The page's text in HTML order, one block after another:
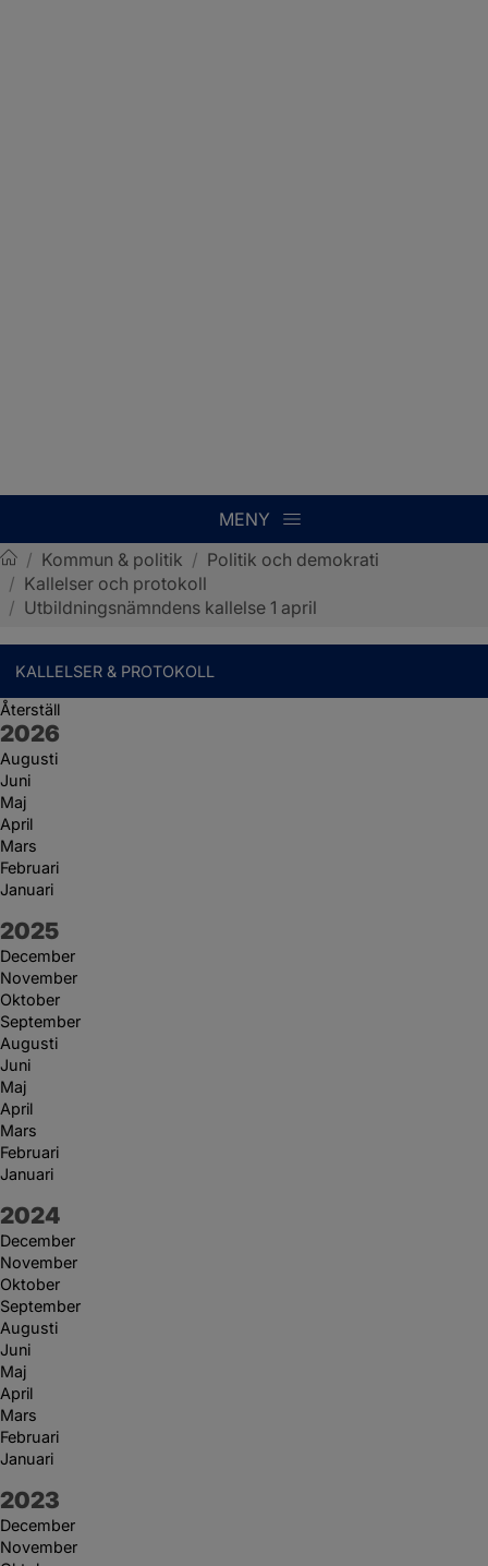
MENY
Sotenäs kommun
/ Kommun & politik / Politik och demokrati
/ Kallelser och protokoll
/ Utbildningsnämndens kallelse 1 april
KALLELSER & PROTOKOLL
Återställ
År:
2026
Augusti
Juni
Maj
April
Mars
Februari
Januari
År:
2025
December
November
Oktober
September
Augusti
Juni
Maj
April
Mars
Februari
Januari
År:
2024
December
November
Oktober
September
Augusti
Juni
Maj
April
Mars
Februari
Januari
År:
2023
December
November